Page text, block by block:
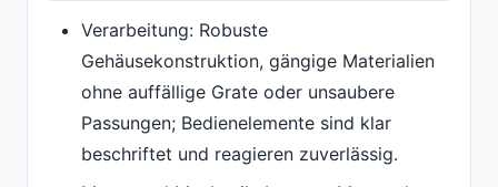
Verarbeitung: Robuste
Gehäusekonstruktion, gängige Materialien
ohne auffällige Grate oder unsaubere
Passungen; Bedienelemente sind klar
beschriftet und reagieren zuverlässig.